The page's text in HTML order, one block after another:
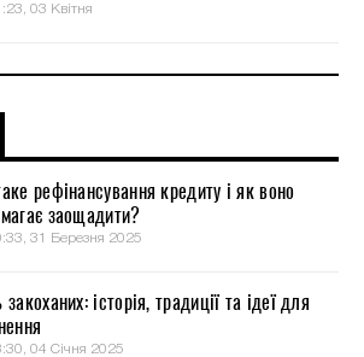
03 Квітня
рефінансування кредиту і як воно
заощадити?
31 Березня 2025
історія, традиції та ідеї для
04 Січня 2025